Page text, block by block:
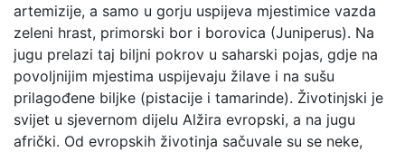
artemizije, a samo u gorju uspijeva mjestimice vazda
zeleni hrast, primorski bor i borovica (Juniperus). Na
jugu prelazi taj biljni pokrov u saharski pojas, gdje na
povoljnijim mjestima uspijevaju žilave i na sušu
prilagođene biljke (pistacije i tamarinde). Životinjski je
svijet u sjevernom dijelu Alžira evropski, a na jugu
afrički. Od evropskih životinja sačuvale su se neke,